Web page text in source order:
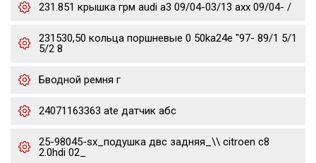
231.851 крышка грм audi a3 09/04-03/13 axx 09/04- /
231530,50 кольца поршневые 0 50ka24e "97- 89/1 5/1
5/2 8
Бводной ремня г
24071163363 ate датчик абс
25-98045-sx_подушка двс задняя_\\ citroen c8
2.0hdi 02_